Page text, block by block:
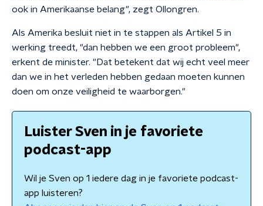
ook in Amerikaanse belang", zegt Ollongren.
Als Amerika besluit niet in te stappen als Artikel 5 in
werking treedt, "dan hebben we een groot probleem",
erkent de minister. "Dat betekent dat wij echt veel meer
dan we in het verleden hebben gedaan moeten kunnen
doen om onze veiligheid te waarborgen."
Luister Sven in je favoriete
podcast-app
Wil je Sven op 1 iedere dag in je favoriete podcast-
app luisteren?